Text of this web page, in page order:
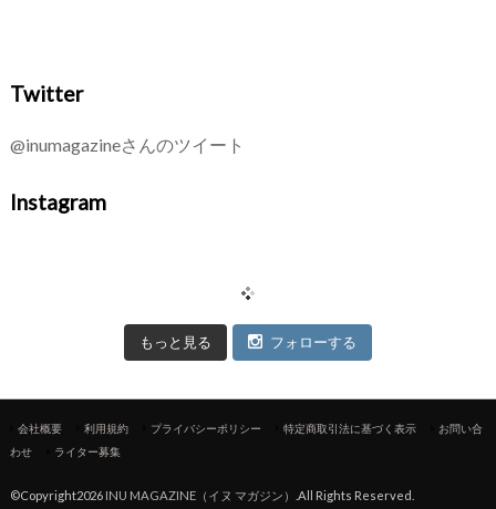
Twitter
@inumagazineさんのツイート
Instagram
もっと見る フォローする
会社概要 利用規約 プライバシーポリシー 特定商取引法に基づく表示
お問い合
わせ
ライター募集
©Copyright2026 INU MAGAZINE（イヌ マガジン） .All Rights Reserved.